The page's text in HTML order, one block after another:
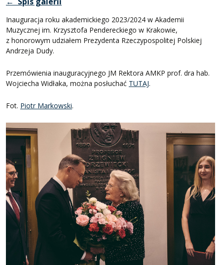
Inauguracja roku akademickiego 2023/2024 w Akademii
Muzycznej im. Krzysztofa Pendereckiego w Krakowie,
z honorowym udziałem Prezydenta Rzeczypospolitej Polskiej
Andrzeja Dudy.
Przemówienia inauguracyjnego JM Rektora AMKP prof. dra hab.
Wojciecha Widłaka, można posłuchać TUTAJ.
Fot. Piotr Markowski.